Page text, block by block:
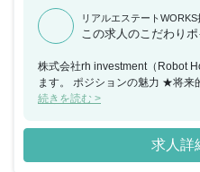
リアルエステートWORKS
この求人のこだわりポ
株式会社rh investment（Robot
ます。 ポジションの魅力 ★将来的な幹部候補を採用したいと考え
ております★ 用地を見極める上
由で仕入れができないというジ
か？もちろん立地は重要ですし
立地になればなるほど競合も多
続きを読む >
求人詳